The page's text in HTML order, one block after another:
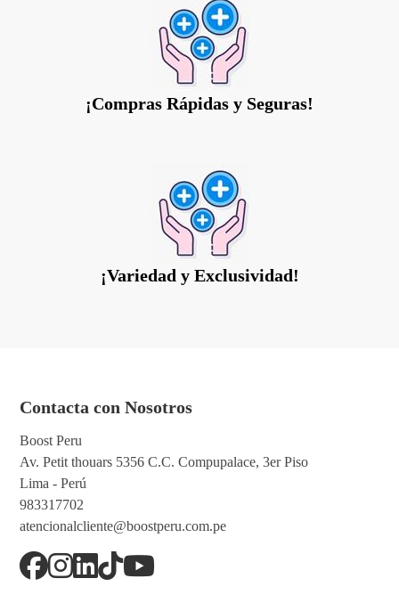
¡Compras Rápidas y Seguras!
¡Variedad y Exclusividad!
Contacta con Nosotros
Boost Peru
Av. Petit thouars 5356 C.C. Compupalace, 3er Piso
Lima - Perú
983317702
atencionalcliente@boostperu.com.pe